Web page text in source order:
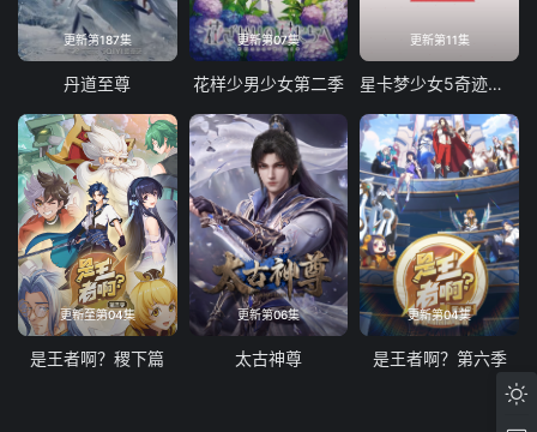
129 130 131
133 134 135 136
141 142 143 144
145 146 147 148
149 150 151 152
153 154 155 156
157 160
更新第187集
丹道至尊
更新第07集
花样少男少女第二季
更新第11集
星卡梦少女5奇迹绽放
更新至第04集
是王者啊？稷下篇
更新第06集
太古神尊
更新第04集
是王者啊？第六季